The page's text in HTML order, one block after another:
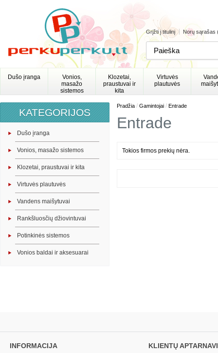
Grįžti į titulinį Norų sąrašas
Dušo įranga
Vonios,
masažo
sistemos
Klozetai,
praustuvai ir
kita
Virtuvės
plautuvės
KATEGORIJOS
Dušo įranga
Vonios, masažo sistemos
Klozetai, praustuvai ir kita
Virtuvės plautuvės
Vandens maišytuvai
Rankšluosčių džiovintuvai
Potinkinės sistemos
Vonios baldai ir aksesuarai
Pradžia / Gamintojai / Entrade
Entrade
Tokios firmos prekių nėra.
INFORMACIJA KLIENTŲ